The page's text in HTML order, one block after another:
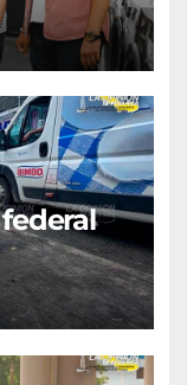
federal